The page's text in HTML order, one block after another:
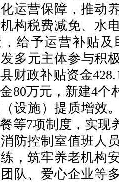
运营保障，推动
构税费减免、水
给予运营补贴
多元主体参与积
财政补贴资金
80万元，新建4个
设施）提质增效
等7项制度，实现
防控制室值班人
，筑牢养老机构
队、爱心企业等